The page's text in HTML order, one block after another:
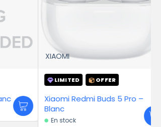
XIAOMI
LIMITED OFFER
Xiaomi Redmi Buds 5 Pro –
Blanc
En stock